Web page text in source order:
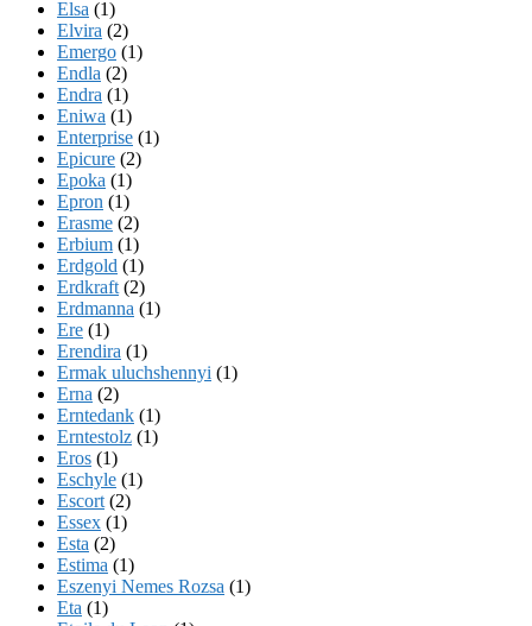
Elsa (1)
Elvira (2)
Emergo (1)
Endla (2)
Endra (1)
Eniwa (1)
Enterprise (1)
Epicure (2)
Epoka (1)
Epron (1)
Erasme (2)
Erbium (1)
Erdgold (1)
Erdkraft (2)
Erdmanna (1)
Ere (1)
Erendira (1)
Ermak uluchshennyi (1)
Erna (2)
Erntedank (1)
Erntestolz (1)
Eros (1)
Eschyle (1)
Escort (2)
Essex (1)
Esta (2)
Estima (1)
Eszenyi Nemes Rozsa (1)
Eta (1)